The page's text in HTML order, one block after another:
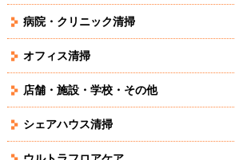
病院・クリニック清掃
オフィス清掃
店舗・施設・学校・その他
シェアハウス清掃